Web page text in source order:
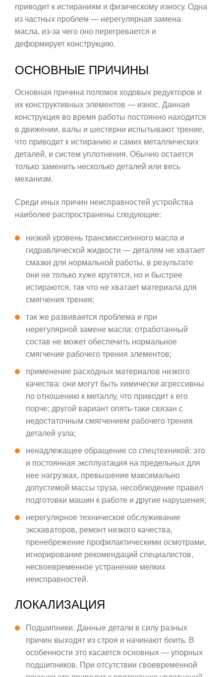
приводит к истираниям и физическому износу. Одна
из частных проблем — нерегулярная замена
масла, из-за чего оно перегревается и
деформирует конструкцию.
ОСНОВНЫЕ ПРИЧИНЫ
Основная причина поломок ходовых редукторов и
их конструктивных элементов — износ. Данная
конструкция во время работы постоянно находится
в движении, валы и шестерни испытывают трение,
что приводит к истиранию и самих металлических
деталей, и систем уплотнения. Обычно остается
только заменить несколько деталей или весь
механизм.
Среди иных причин неисправностей устройства
наиболее распространены следующие:
низкий уровень трансмиссионного масла и
гидравлической жидкости — деталям не хватает
смазки для нормальной работы, в результате
они не только хуже крутятся, но и быстрее
истираются, так что не хватает материала для
смягчения трения;
так же развивается проблема и при
нерегулярной замене масла: отработанный
состав не может обеспечить нормальное
смягчение рабочего трения элементов;
применение расходных материалов низкого
качества: они могут быть химически агрессивны
по отношению к металлу, что приводит к его
порче; другой вариант опять-таки связан с
недостаточным смягчением рабочего трения
деталей узла;
ненадлежащее обращение со спецтехникой: это
и постоянная эксплуатация на предельных для
нее нагрузках, превышение максимально
допустимой массы груза, несоблюдение правил
подготовки машин к работе и другие нарушения;
нерегулярное техническое обслуживание
экскаваторов, ремонт низкого качества,
пренебрежение профилактическими осмотрами,
игнорирование рекомендаций специалистов,
несвоевременное устранение мелких
неисправностей.
ЛОКАЛИЗАЦИЯ
Подшипники. Данные детали в силу разных
причин выходят из строя и начинают боить. В
особенности это касается основных — упорных
подшипников. При отсутствии своевременной